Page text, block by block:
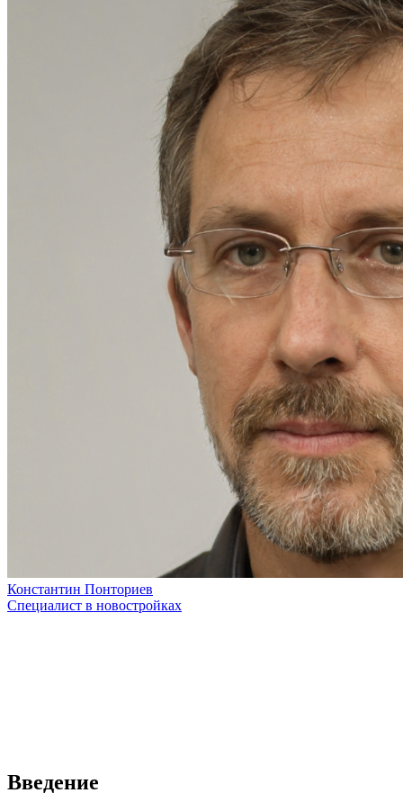
Константин Понториев
Специалист в новостройках
Введение